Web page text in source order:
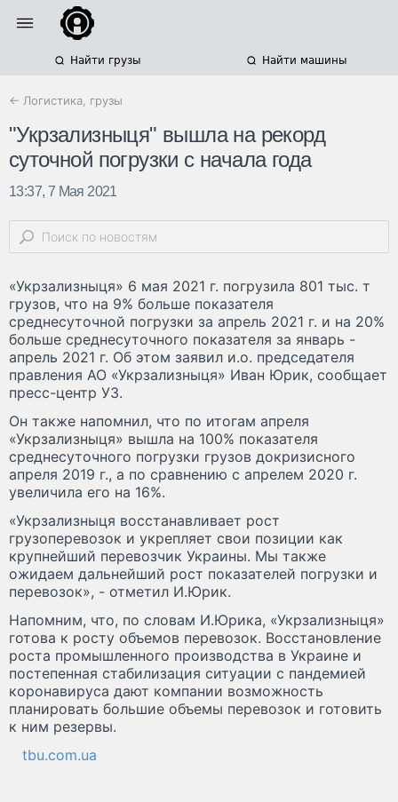
Найти грузы Найти машины
← Логистика, грузы
"Укрзализныця" вышла на рекорд
суточной погрузки с начала года
13:37, 7 Мая 2021
«Укрзализныця» 6 мая 2021 г. погрузила 801 тыс. т
грузов, что на 9% больше показателя
среднесуточной погрузки за апрель 2021 г. и на 20%
больше среднесуточного показателя за январь -
апрель 2021 г. Об этом заявил и.о. председателя
правления АО «Укрзализныця» Иван Юрик, сообщает
пресс-центр УЗ.
Он также напомнил, что по итогам апреля
«Укрзализныця» вышла на 100% показателя
среднесуточного погрузки грузов докризисного
апреля 2019 г., а по сравнению с апрелем 2020 г.
увеличила его на 16%.
«Укрзализныця восстанавливает рост
грузоперевозок и укрепляет свои позиции как
крупнейший перевозчик Украины. Мы также
ожидаем дальнейший рост показателей погрузки и
перевозок», - отметил И.Юрик.
Напомним, что, по словам И.Юрика, «Укрзализныця»
готова к росту объемов перевозок. Восстановление
роста промышленного производства в Украине и
постепенная стабилизация ситуации с пандемией
коронавируса дают компании возможность
планировать большие объемы перевозок и готовить
к ним резервы.
tbu.com.ua